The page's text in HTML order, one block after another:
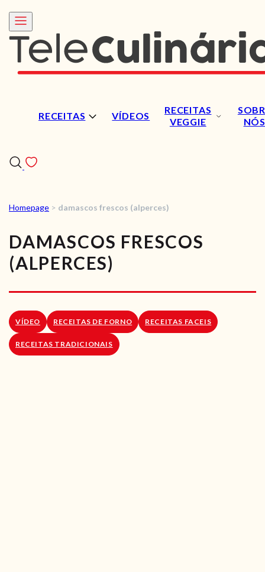
RECEITAS VÍDEOS
RECEITAS
VEGGIE
NÓS
RECEITAS
VÍDEOS
RECEITAS VEGGIE
LOJA ONLINE
Homepage > damascos frescos (alperces)
DAMASCOS FRESCOS
(ALPERCES)
VÍDEO RECEITAS DE FORNO RECEITAS FACEIS
RECEITAS TRADICIONAIS